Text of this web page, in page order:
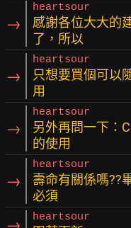
→
heartsour
感謝各位大大的
了，所以
→
heartsour
只想要買個可以
用
→
heartsour
另外再問一下：
的使用
→
heartsour
壽命有關係嗎??
必須
heartsour